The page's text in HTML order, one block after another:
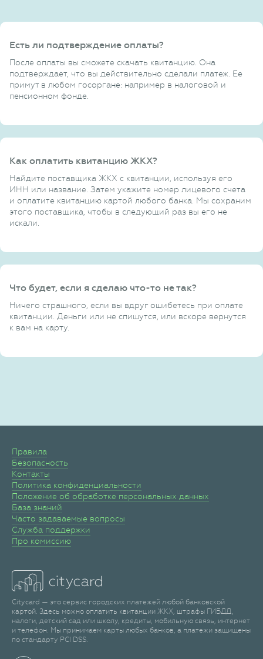
Есть ли подтверждение оплаты?
После оплаты вы сможете скачать квитанцию. Она
подтверждает, что вы действительно сделали платеж. Ее
примут в любом госоргане: например в налоговой и
пенсионном фонде.
Как оплатить квитанцию ЖКХ?
Найдите поставщика ЖКХ с квитанции, используя его
ИНН или название. Затем укажите номер лицевого счета
и оплатите квитанцию картой любого банка. Мы сохраним
этого поставщика, чтобы в следующий раз вы его не
искали.
Что будет, если я сделаю что-то не так?
Ничего страшного, если вы вдруг ошибетесь при оплате
квитанции. Деньги или не спишутся, или вскоре вернутся
к вам на карту.
Правила
Безопасность
Контакты
Политика конфиденциальности
Положение об обработке персональных данных
База знаний
Часто задаваемые вопросы
Служба поддержки
Про комиссию
Citycard — это сервис городских платежей любой банковской
картой. Здесь можно оплатить квитанции ЖКХ, штрафы ГИБДД,
налоги, детский сад или школу, кредиты, мобильную связь, интернет
и телефон. Мы принимаем карты любых банков, а платежи защищены
по стандарту PCI DSS.